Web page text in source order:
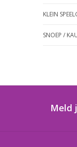
KLEIN
SNOEP /
Meld